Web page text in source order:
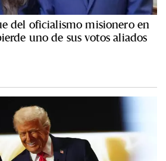
del oficialismo misionero en
uno de sus votos aliados